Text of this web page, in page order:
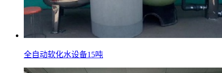
全自动软化水设备15吨